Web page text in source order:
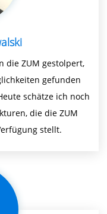
die ZUM gestolpert,
gefunden
schätze ich noch
die die ZUM
stellt.